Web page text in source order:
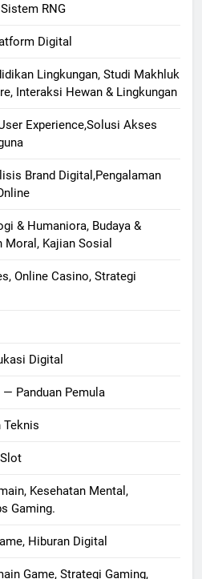
RNG
Digital
Lingkungan, Studi Makhluk
Interaksi Hewan & Lingkungan
Experience,Solusi Akses
Brand Digital,Pengalaman
& Humaniora, Budaya &
Moral, Kajian Sosial
Online Casino, Strategi
Digital
Panduan Pemula
Teknis
Kesehatan Mental,
Gaming.
Hiburan Digital
Game, Strategi Gaming,